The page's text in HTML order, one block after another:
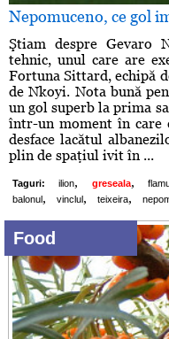
Nepomuceno, ce gol
Ştiam despre Gevaro
tehnic, unul care are
Fortuna Sittard, echipă
de Nkoyi. Nota bună
un gol superb la prima
într-un moment în care
desface lacătul
plin de spaţiul ivit în ...
Taguri: ilion, greseala,
balonul, vinclul, teixeira,
Food